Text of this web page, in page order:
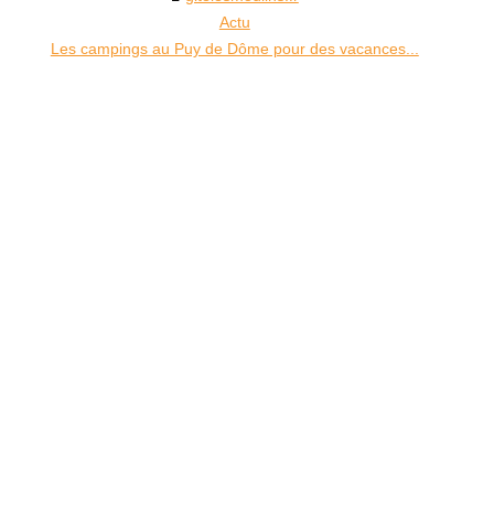
Actu
Les campings au Puy de Dôme pour des vacances...